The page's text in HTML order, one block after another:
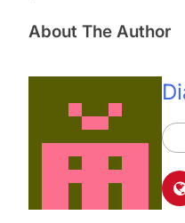
About The Author